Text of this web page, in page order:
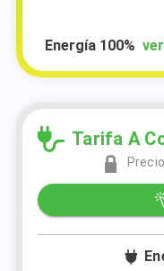
Energía 100%
Tarifa A